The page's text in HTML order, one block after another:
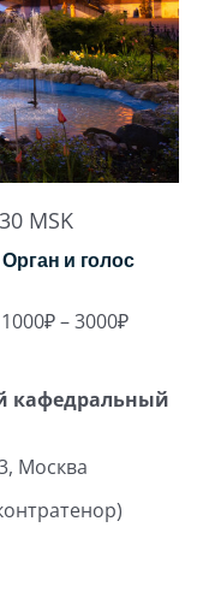
MSK
и голос
1000₽ – 3000₽
кафедральный
Москва